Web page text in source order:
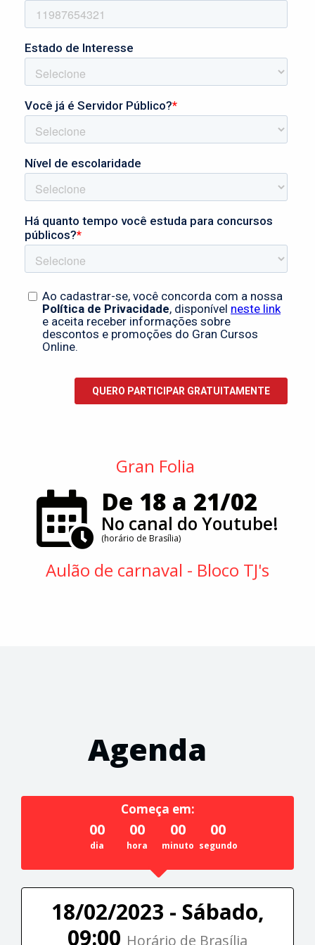
Gran Folia
De 18 a 21/02
No canal do Youtube!
(horário de Brasília)
Aulão de carnaval - Bloco TJ's
Agenda
Começa em:
00
dia
00
hora
00
minuto
00
segundo
18/02/2023 - Sábado,
09:00 Horário de Brasília